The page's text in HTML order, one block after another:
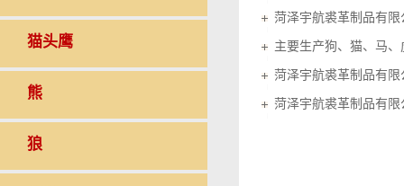
猫头鹰
熊
狼
菏泽宇航裘革制品有
菏泽宇航裘革制品有限
菏泽宇航裘革制品有限